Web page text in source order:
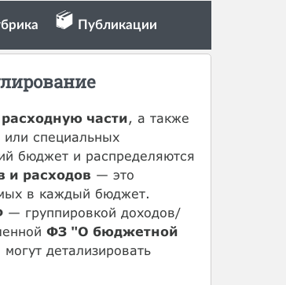
Публикации
расходную части, а также
специальных
бюджет и распределяются
и расходов — это
в каждый бюджет.
— группировкой доходов/
ФЗ "О бюджетной
детализировать